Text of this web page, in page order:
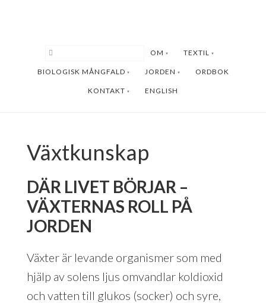
huvudinnehåll
OM TEXTIL
BIOLOGISK MÅNGFALD JORDEN ORDBOK
KONTAKT ENGLISH
Växtkunskap
DÄR LIVET BÖRJAR –
VÄXTERNAS ROLL PÅ
JORDEN
Växter är levande organismer som med
hjälp av solens ljus omvandlar koldioxid
och vatten till glukos (socker) och syre,